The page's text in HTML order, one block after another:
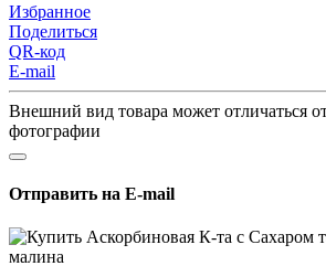
Избранное
Поделиться
QR-код
E-mail
Внешний вид товара может отличаться
фотографии
Отправить на E-mail